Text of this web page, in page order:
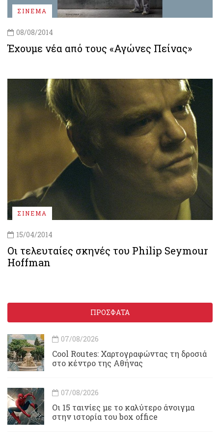
ΣΙΝΕΜΑ
08/08/2014
Έχουμε νέα από τους «Αγώνες Πείνας»
ΣΙΝΕΜΑ
15/04/2014
Οι τελευταίες σκηνές του Philip Seymour
Hoffman
ΠΡΟΣΦΑΤΑ
07/08/2026
Cool Routes: Χαρτογραφώντας τη δροσιά
στο κέντρο της Αθήνας
07/08/2026
Οι 15 ταινίες με το καλύτερο άνοιγμα
στην ιστορία του box office